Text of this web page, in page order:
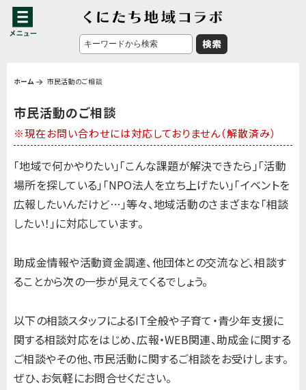
ホーム 市民活動のご相談
市民活動のご相談
※現在お問い合わせには対応しておりません（解散済み）
「地域で何かやりたい」「こんな課題が解決できたら」「活動
場所を探している」「NPO法人を立ち上げたい」「イベントを
広報したいんだけど…」等々、地域活動のさまざまな「相談
したい！」に対応しています。
助成金情報や活動資金調達、他団体との交流など、相談す
ることから次の一歩が見えてくるでしょう。
以下の相談スタッフによるIT全般や子育て・青少年支援に
関する相談対応をはじめ、広報・WEB関連、助成金に関する
ご相談やその他、市民活動に関するご相談をお受けします。
ぜひ、お気軽にお問合せください。